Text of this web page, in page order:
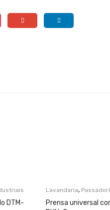
DTM-
Lavandaria,
Prensa universal